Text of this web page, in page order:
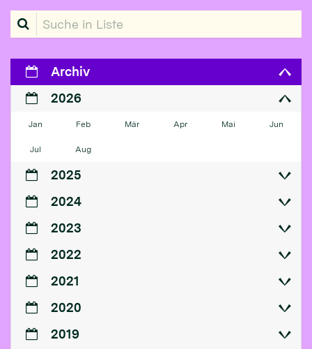
Suche in Liste
Archiv
2026
Jan Feb Mär Apr Mai Jun
Jul Aug
2025
2024
2023
2022
2021
2020
2019